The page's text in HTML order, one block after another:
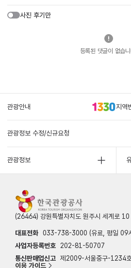
사진 후기만
등록된 댓글이 없습
관광안내 지역
관광정보 수정/신규요청
관광정보
(26464) 강원특별자치도 원주시 세계로 10
대표전화 033-738-3000 (유료, 평일 09
사업자등록번호
202-81-50707
통신판매업신고 제2009-서울중구-1234
이용 가이드